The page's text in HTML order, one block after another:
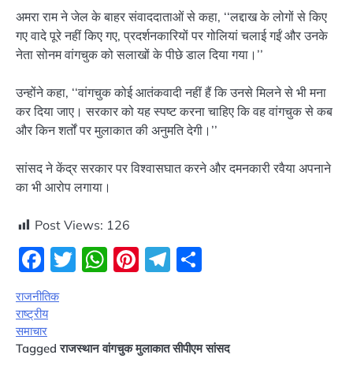
अमरा राम ने जेल के बाहर संवाददाताओं से कहा, ‘‘लद्दाख के लोगों से किए
गए वादे पूरे नहीं किए गए, प्रदर्शनकारियों पर गोलियां चलाई गईं और उनके
नेता सोनम वांगचुक को सलाखों के पीछे डाल दिया गया।’’
उन्होंने कहा, ‘‘वांगचुक कोई आतंकवादी नहीं हैं कि उनसे मिलने से भी मना
कर दिया जाए। सरकार को यह स्पष्ट करना चाहिए कि वह वांगचुक से कब
और किन शर्तों पर मुलाकात की अनुमति देगी।’’
सांसद ने केंद्र सरकार पर विश्वासघात करने और दमनकारी रवैया अपनाने
का भी आरोप लगाया।
Post Views: 126
Facebook
Twitter
WhatsApp
Pinterest
Telegram
राजनीतिक
राष्ट्रीय
समाचार
Taggedराजस्थान वांगचुक मुलाकात सीपीएम सांसद